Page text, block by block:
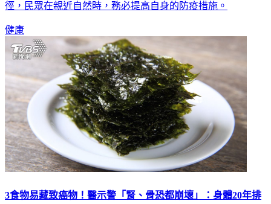
徑，民眾在親近自然時，務必提高自身的防疫措施。
健康
3食物易藏致癌物！醫示警「腎、骨恐都崩壞」：身體20年排